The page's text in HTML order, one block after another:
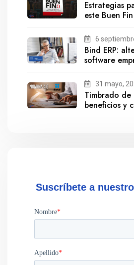
Estrategias
este Buen
6
Bind ERP:
software
31 mayo,
Timbrado de
beneficios y
Suscríbete a